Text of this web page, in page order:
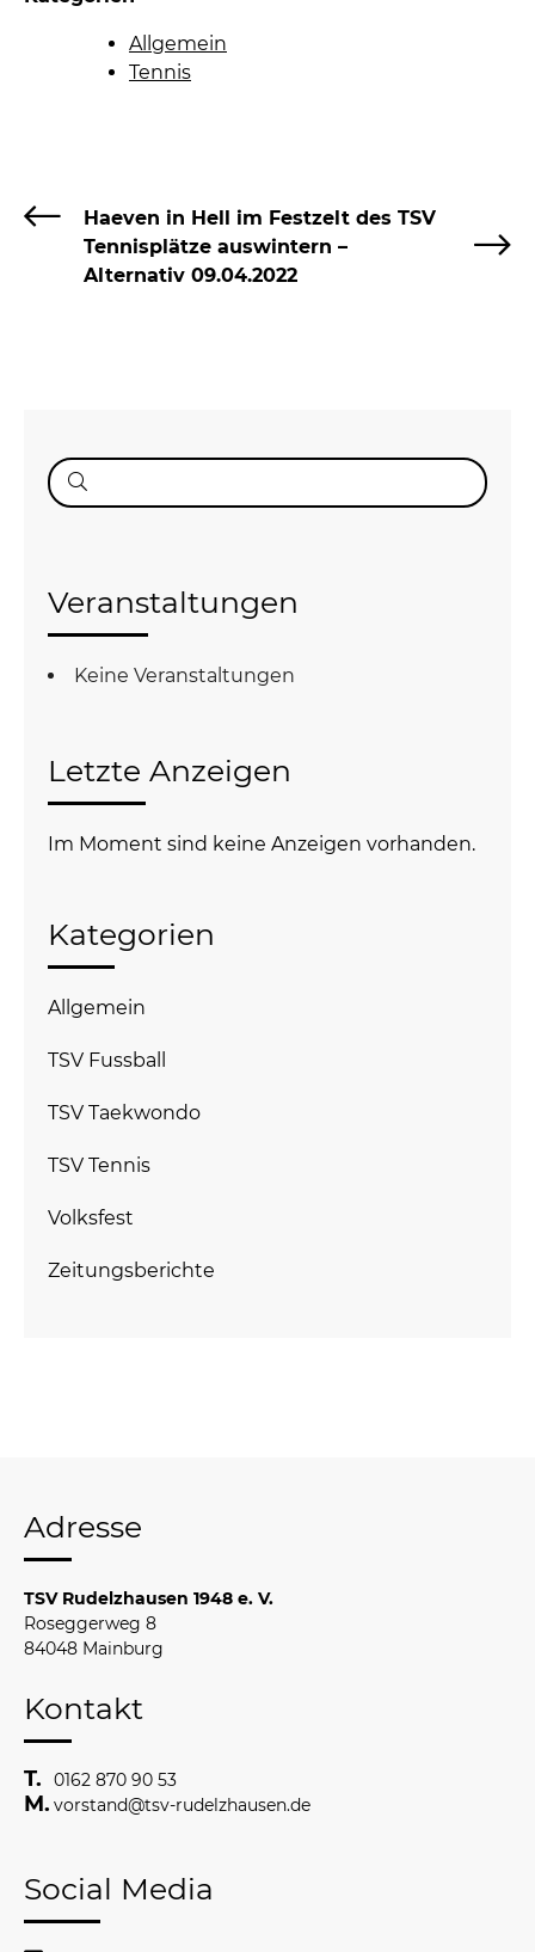
Allgemein
Tennis
Haeven in Hell im Festzelt des TSV
Tennisplätze auswintern –
Alternativ 09.04.2022
Suche
nach:
Veranstaltungen
Keine Veranstaltungen
Letzte Anzeigen
Im Moment sind keine Anzeigen vorhanden.
Kategorien
Allgemein
TSV Fussball
TSV Taekwondo
TSV Tennis
Volksfest
Zeitungsberichte
Adresse
TSV Rudelzhausen 1948 e. V.
Roseggerweg 8
84048 Mainburg
Kontakt
0162 870 90 53
vorstand@tsv-rudelzhausen.de
Social Media